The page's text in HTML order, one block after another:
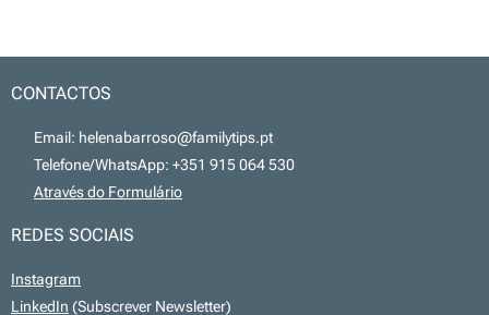
CONTACTOS
📧 Email: helenabarroso@familytips.pt
📞 Telefone/WhatsApp: +351 915 064 530
Através do Formulário
REDES SOCIAIS
Instagram
LinkedIn (Subscrever Newsletter)